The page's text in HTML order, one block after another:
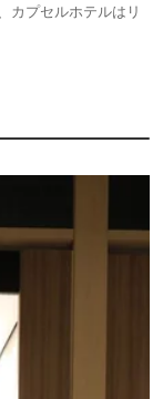
カプセルホテルはリ